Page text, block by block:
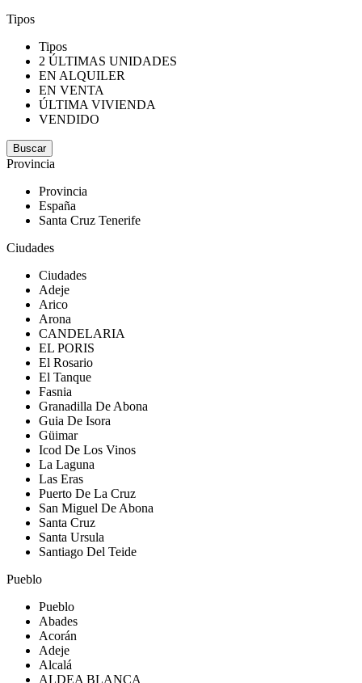
Tipos
Tipos
2 ÚLTIMAS UNIDADES
EN ALQUILER
EN VENTA
ÚLTIMA VIVIENDA
VENDIDO
Provincia
Provincia
España
Santa Cruz Tenerife
Ciudades
Ciudades
Adeje
Arico
Arona
CANDELARIA
EL PORIS
El Rosario
El Tanque
Fasnia
Granadilla De Abona
Guia De Isora
Güimar
Icod De Los Vinos
La Laguna
Las Eras
Puerto De La Cruz
San Miguel De Abona
Santa Cruz
Santa Ursula
Santiago Del Teide
Pueblo
Pueblo
Abades
Acorán
Adeje
Alcalá
ALDEA BLANCA